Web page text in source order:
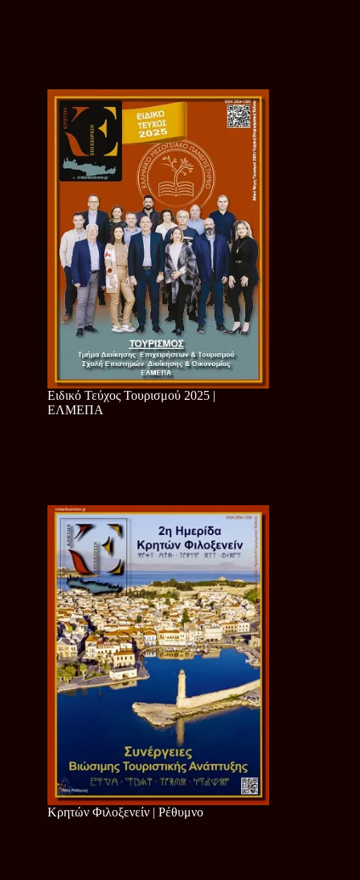
Ειδικό Τεύχος Τουρισμού 2025 |
ΕΛΜΕΠΑ
Κρητών Φιλοξενείν | Ρέθυμνο